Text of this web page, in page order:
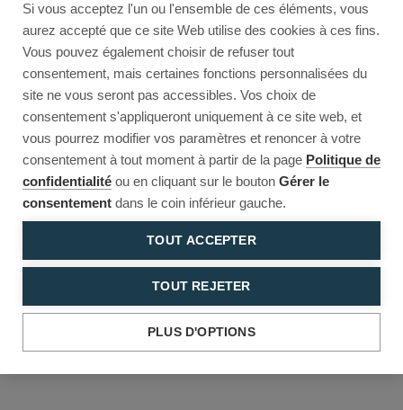
Si vous acceptez l'un ou l'ensemble de ces éléments, vous
aurez accepté que ce site Web utilise des cookies à ces fins.
Vous pouvez également choisir de refuser tout
consentement, mais certaines fonctions personnalisées du
site ne vous seront pas accessibles. Vos choix de
consentement s'appliqueront uniquement à ce site web, et
vous pourrez modifier vos paramètres et renoncer à votre
consentement à tout moment à partir de la page Politique de
confidentialité ou en cliquant sur le bouton Gérer le
consentement dans le coin inférieur gauche.
TOUT ACCEPTER
TOUT REJETER
PLUS D'OPTIONS
Reload to try again, or go back.
Reload Back